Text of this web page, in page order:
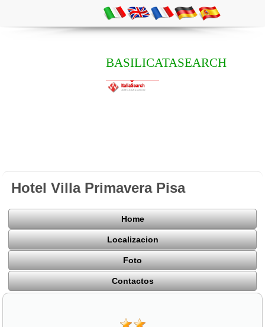
BASILICATASEARCH
Hotel Villa Primavera Pisa
Home
Localizacion
Foto
Contactos